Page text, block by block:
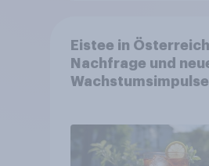
Eistee in
Nachfrage und